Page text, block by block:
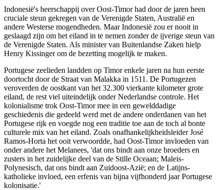
Indonesië's heerschappij over Oost-Timor had door de jaren heen
cruciale steun gekregen van de Verenigde Staten, Australië en
andere Westerse mogendheden. Maar Indonesië zou er nooit in
geslaagd zijn om het eiland in te nemen zonder de ijverige steun van
de Verenigde Staten. Als minister van Buitenlandse Zaken hielp
Henry Kissinger om de bezetting mogelijk te maken.
Portugese zeelieden landden op Timor enkele jaren na hun eerste
doortocht door de Straat van Malakka in 1511. De Portugezen
veroverden de oostkant van het 32.300 vierkante kilometer grote
eiland, de rest viel uiteindelijk onder Nederlandse controle. Het
kolonialisme trok Oost-Timor mee in een gewelddadige
geschiedenis die gedeeld werd met de andere onderdanen van het
Portugese rijk en voegde nog een traditie toe aan de toch al bonte
culturele mix van het eiland. Zoals onafhankelijkheidsleider José
Ramos-Horta het ooit verwoordde, had Oost-Timor invloeden van
onder andere het Melanees, 'dat ons bindt aan onze broeders en
zusters in het zuidelijke deel van de Stille Oceaan; Maleis-
Polynesisch, dat ons bindt aan Zuidoost-Azië; en de Latijns-
katholieke invloed, een erfenis van bijna vijfhonderd jaar Portugese
kolonisatie.'